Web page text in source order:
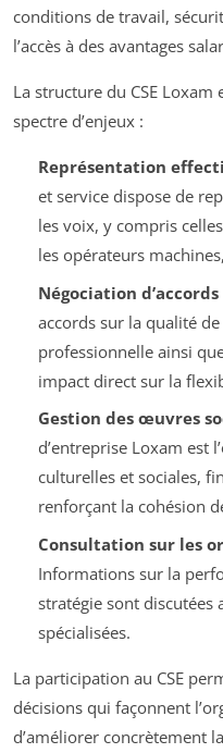
conditions de travail,
l’accès à des avantages
La structure du CSE
spectre d’enjeux :
Représentation
et service dispose de
les voix, y compris
les opérateurs
Négociation
accords sur la qualité
professionnelle ainsi
impact direct sur la
Gestion des œuvres
d’entreprise Loxam est
culturelles et sociales,
renforçant la cohésion
Consultation sur les
Informations sur la
stratégie sont discutées
spécialisées.
La participation au CSE
décisions qui façonnent
d’améliorer concrètement